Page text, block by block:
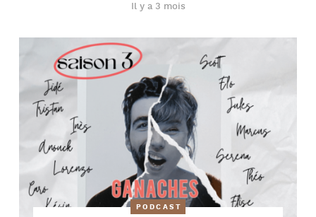
Il y a 3 mois
PODCAST